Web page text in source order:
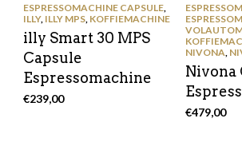
ESPRESSOMACHINE CAPSULE,
ILLY, ILLY MPS, KOFFIEMACHINE
illy Smart 30 MPS
Capsule
Espressomachine
€239,00
NIVONA
Nivona
€479,00